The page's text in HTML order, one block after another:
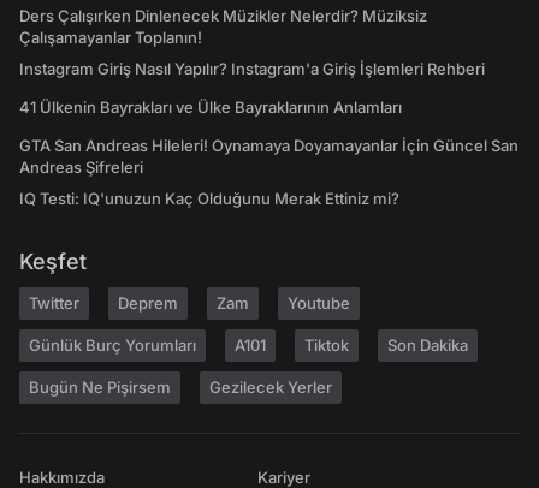
Ders Çalışırken Dinlenecek Müzikler Nelerdir? Müziksiz
Çalışamayanlar Toplanın!
Instagram Giriş Nasıl Yapılır? Instagram'a Giriş İşlemleri Rehberi
41 Ülkenin Bayrakları ve Ülke Bayraklarının Anlamları
GTA San Andreas Hileleri! Oynamaya Doyamayanlar İçin Güncel San
Andreas Şifreleri
IQ Testi: IQ'unuzun Kaç Olduğunu Merak Ettiniz mi?
Keşfet
Twitter Deprem Zam Youtube
Günlük Burç Yorumları A101 Tiktok Son Dakika
Bugün Ne Pişirsem Gezilecek Yerler
Hakkımızda
Kariyer